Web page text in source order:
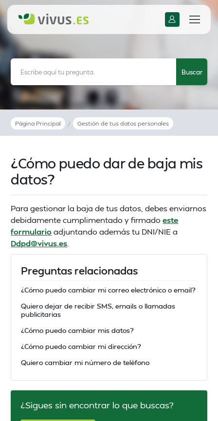
Página Principal / Gestión de tus datos personales
¿Cómo puedo dar de baja mis
datos?
Para gestionar la baja de tus datos, debes enviarnos
debidamente cumplimentado y firmadoeste
formularioadjuntando además tu DNI/NIE a
Ddpd@vivus.es
Preguntas relacionadas
¿Cómo puedo cambiar mi correo electrónico o email?
Quiero dejar de recibir SMS, emails o llamadas
publicitarias
¿Cómo puedo cambiar mis datos?
¿Cómo puedo cambiar mi dirección?
Quiero cambiar mi número de teléfono
¿Sigues sin encontrar lo que buscas?